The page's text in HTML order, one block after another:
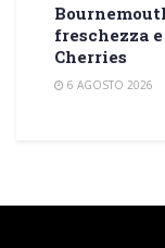
freschezza
Cherries
6 AGOSTO 2026